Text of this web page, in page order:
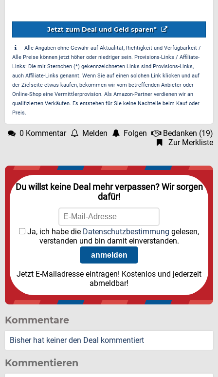
Jetzt zum Deal und Geld sparen*
Alle Angaben ohne Gewähr auf Aktualität, Richtigkeit und Verfügbarkeit /
Alle Preise können jetzt höher oder niedriger sein. Provisions-Links / Affiliate-
Links: Die mit Sternchen (*) gekennzeichneten Links sind Provisions-Links,
auch Affiliate-Links genannt. Wenn Sie auf einen solchen Link klicken und auf
der Zielseite etwas kaufen, bekommen wir vom betreffenden Anbieter oder
Online-Shop eine Vermittlerprovision. Als Amazon-Partner verdienen wir an
qualifizierten Verkäufen. Es entstehen für Sie keine Nachteile beim Kauf oder
Preis.
0 Kommentar Melden Folgen Bedanken (19)
Zur Merkliste
Du willst keine Deal mehr verpassen? Wir sorgen
dafür!
Ja, ich habe die Datenschutzbestimmung gelesen,
verstanden und bin damit einverstanden.
Jetzt E-Mailadresse eintragen! Kostenlos und jederzeit
abmeldbar!
Kommentare
Bisher hat keiner den Deal kommentiert
Kommentieren